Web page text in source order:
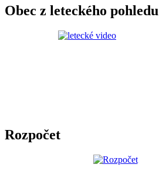
Obec z leteckého pohledu
Rozpočet